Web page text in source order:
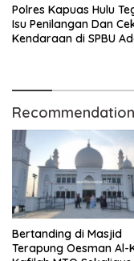
Polres Kapuas Hulu
Isu Penilangan Dan
Kendaraan di SPBU
Bertanding di Masjid
Terapung Oesman Al-